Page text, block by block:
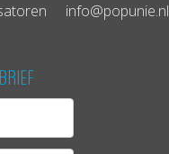
info@popunie.nl